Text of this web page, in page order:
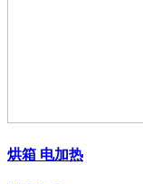
烘箱 电加热